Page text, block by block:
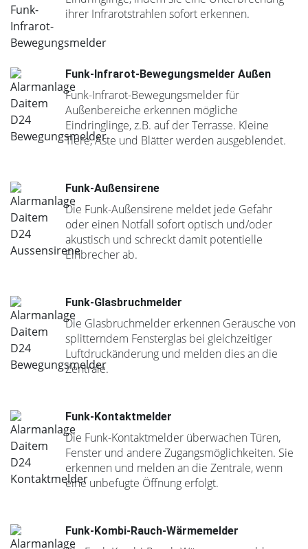
ihrer Infrarotstrahlen sofort erkennen.
Funk-Infrarot-Bewegungsmelder Außen
Funk-Infrarot-Bewegungsmelder für
Außenbereiche erkennen mögliche
Eindringlinge, z.B. auf der Terrasse. Kleine
Tiere, Äste und Blätter werden ausgeblendet.
Funk-Außensirene
Die Funk-Außensirene meldet jede Gefahr
oder einen Notfall sofort optisch und/oder
akustisch und schreckt damit potentielle
Einbrecher ab.
Funk-Glasbruchmelder
Die Glasbruchmelder erkennen Geräusche von
splitterndem Fensterglas bei gleichzeitiger
Luftdruckänderung und melden dies an die
Zentrale.
Funk-Kontaktmelder
Die Funk-Kontaktmelder überwachen Türen,
Fenster und andere Zugangsmöglichkeiten. Sie
erkennen und melden an die Zentrale, wenn
eine unbefugte Öffnung erfolgt.
Funk-Kombi-Rauch-Wärmemelder